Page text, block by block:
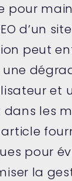
pour
d’un
peut
et
les
pour
la